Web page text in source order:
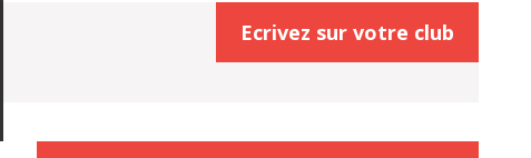
Ecrivez sur votre club